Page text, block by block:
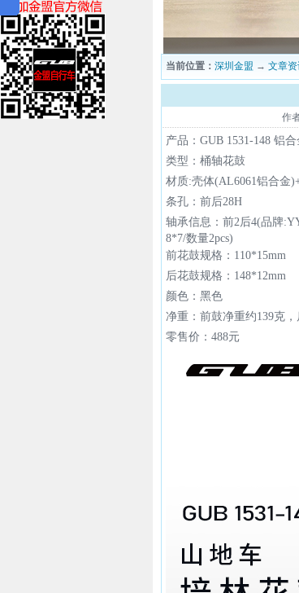
当前位置： 深圳金盟 → 文章
作
产品：GUB 1531-148 铝
类型：桶轴花鼓
材质:壳体(AL6061铝合金
条孔：前后28H
轴承信息：前2后4(品牌
8*7/数量2pcs)
前花鼓规格：110*15mm
后花鼓规格：148*12mm
颜色：黑色
净重：前鼓净重约139克
零售价：488元